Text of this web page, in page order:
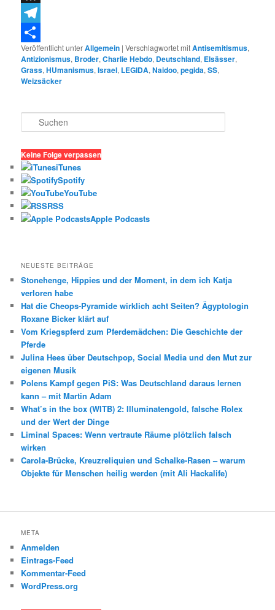
Threema
Telegram
Teilen
Veröffentlicht unterAllgemein |Verschlagwortet mitAntisemitismus,
Antizionismus, Broder,Charlie Hebdo, Deutschland, Elsässer,
Grass,HUmanismus,Israel, LEGIDA,Naidoo,pegida,SS,
Weizsäcker
u
h
e
n
Keine Folge verpassen
iTunes
Spotify
YouTube
RSS
Apple Podcasts
NEUESTE BEITRÄGE
Stonehenge, Hippies und der Moment, in dem ich Katja
verloren habe
Hat die Cheops-Pyramide wirklich acht Seiten? Ägyptologin
Roxane Bicker klärt auf
Vom Kriegspferd zum Pferdemädchen: Die Geschichte der
Pferde
Julina Hees über Deutschpop, Social Media und den Mut zur
eigenen Musik
Polens Kampf gegen PiS: Was Deutschland daraus lernen
kann – mit Martin Adam
What’s in the box (WITB) 2: Illuminatengold, falsche Rolex
und der Wert der Dinge
Liminal Spaces: Wenn vertraute Räume plötzlich falsch
wirken
Carola-Brücke, Kreuzreliquien und Schalke-Rasen – warum
Objekte für Menschen heilig werden (mit Ali Hackalife)
META
Anmelden
Eintrags-Feed
Kommentar-Feed
WordPress.org